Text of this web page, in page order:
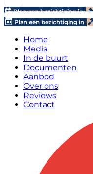
Plan een bezichtiging in
Plan een bezichtiging in
Home
Media
In de buurt
Documenten
Aanbod
Over ons
Reviews
Contact